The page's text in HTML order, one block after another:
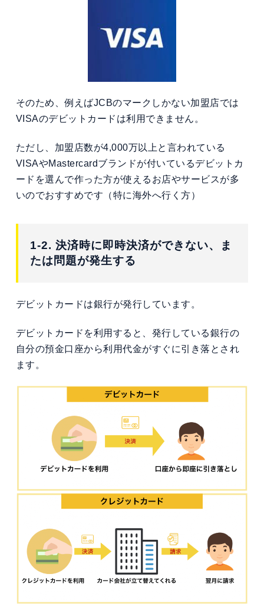
そのため、例えばJCBのマークしかない加盟店では
VISAのデビットカードは利用できません。
ただし、加盟店数が4,000万以上と言われている
VISAやMastercardブランドが付いているデビットカ
ードを選んで作った方が使えるお店やサービスが多
いのでおすすめです（特に海外へ行く方）
1-2. 決済時に即時決済ができない、ま
たは問題が発生する
デビットカードは銀行が発行しています。
デビットカードを利用すると、発行している銀行の
自分の預金口座から利用代金がすぐに引き落とされ
ます。